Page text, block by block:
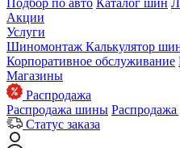
Подбор по авто Каталог шин
Акции
Услуги
Шиномонтаж Калькулятор
Корпоративное обслуживание
Магазины
Распродажа
Распродажа шины Распродажа
Статус заказа